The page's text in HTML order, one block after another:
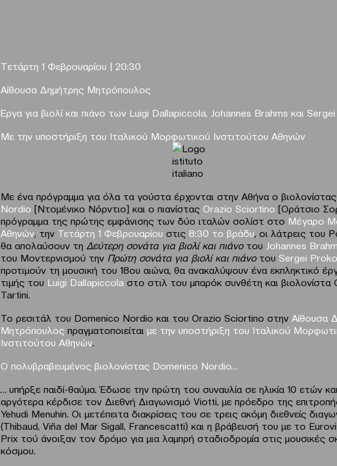
Tετάρτη 1 Φεβρουαρίου | 20:30
Αίθουσα Δημήτρης Μητρόπουλος
Έργα για βιολί και πιάνο των Luigi Dallapiccola, Johannes Brahms και
Με την υποστήριξη του Ιταλικού Μορφωτικού Ινστιτούτου Αθηνών
Με ένα πρόγραμμα για όλα τα γούστα έρχονται στην Αθήνα ο
Nordio [Ντομένικο Νόρντιο] και ο πιανίστας Orazio Sciortino [Οράτσιο
πρόγραμμα της πρώτης εμφάνισης των δύο ιταλών σολίστ στο Μέγαρο
Αθηνών , την Τετάρτη 1 Φεβρουαρίου στις 8:30 το βράδυ , οι λάτρεις του
θα απολαύσουν τη Δεύτερη σονάτα για βιολί και πιάνο του Johannes
του Μοντερνισμού την Πρώτη σονάτα για βιολί και πιάνοτου Sergei
προτιμούν τη μουσική του 18ου αιώνα, θα ανακαλύψουν ένα εκπληκτικό
τιμής του Luigi Dallapiccola στο στιλ του μπαρόκ συνθέτη και βιολονίστα
Tartini.
Το ρεσιτάλ του Domenico Nordio και του Orazio Sciortino στην Αίθουσα
Μητρόπουλος πραγματοποιείται με την υποστήριξη του Ιταλικού
Ινστιτούτου Αθηνών
Ο πολυβραβευμένος βιολονίστας Domenico Nordio
… υπήρξε παιδί-θαύμα. Έδωσε την πρώτη του συναυλία σε ηλικία 10 ετών
αργότερα κέρδισε τον Διεθνή Διαγωνισμό Viotti, με πρόεδρο της
Yehudi Menuhin. Οι μετέπειτα διακρίσεις του σε τρεις ακόμη διεθνείς
(Thibaud, Viña del Mar Sigall, Francescatti) και η βράβευσή του με το
Prix τού άνοιξαν τον δρόμο για μια λαμπρή σταδιοδρομία στις μουσικές
κόσμου.